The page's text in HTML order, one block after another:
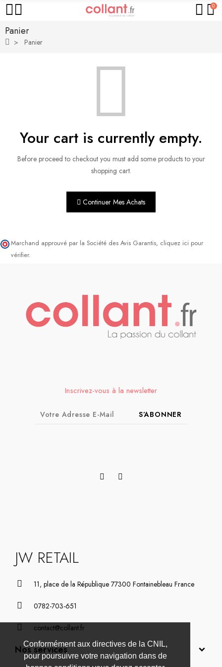
Conformément aux directives de la CNIL,
pour poursuivre votre navigation dans de
0
Panier
Panier
Your cart is currently empty.
Before proceed to checkout you must add some products to your
shopping cart.
Continuer Mes Achats
Marchand approuvé par la Société des Avis Garantis, cliquez ici pour
vérifier.
Inscrivez-vous à la newsletter
S’ABONNER
JW RETAIL
11, place de la République 77300 Fontainebleau France
0782-703-651
contact@collant.fr
Nos services